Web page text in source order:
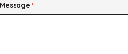
Message *